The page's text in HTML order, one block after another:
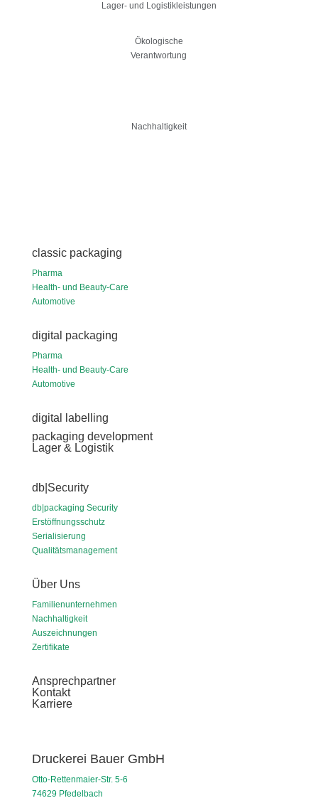
Lager- und Logistikleistungen
Ökologische
Verantwortung
Nachhaltigkeit
classic packaging
Pharma
Health- und Beauty-Care
Automotive
digital packaging
Pharma
Health- und Beauty-Care
Automotive
digital labelling
packaging development
Lager & Logistik
db|Security
db|packaging Security
Erstöffnungsschutz
Serialisierung
Qualitätsmanagement
Über Uns
Familienunternehmen
Nachhaltigkeit
Auszeichnungen
Zertifikate
Ansprechpartner
Kontakt
Karriere
Druckerei Bauer GmbH
Otto-Rettenmaier-Str. 5-6
74629 Pfedelbach